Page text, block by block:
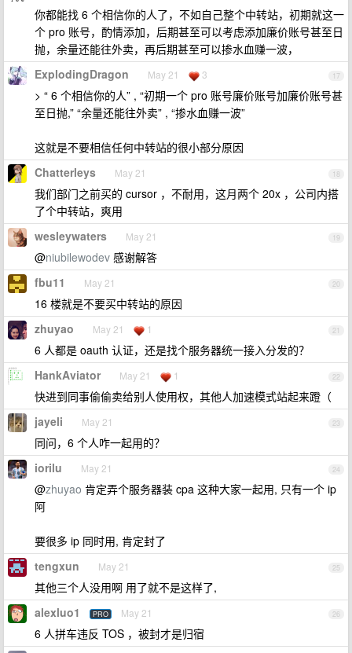
你都能找 6 个相信你的人了，不如自己整个中转站，初期就这一
个 pro 账号，酌情添加，后期甚至可以考虑添加廉价账号甚至日
抛，余量还能往外卖，再后期甚至可以掺水血赚一波，
17
ExplodingDragon May 21 3
> “ 6 个相信你的人” , “初期一个 pro 账号廉价账号加廉价账号甚
至日抛,” “余量还能往外卖” , “掺水血赚一波”
这就是不要相信任何中转站的很小部分原因
18
Chatterleys May 21
我们部门之前买的 cursor ，不耐用，这月两个 20x ，公司内搭
了个中转站，爽用
19
wesleywaters May 21
@niubilewodev 感谢解答
20
fbu11 May 21
16 楼就是不要买中转站的原因
21
zhuyao May 21 1
6 人都是 oauth 认证，还是找个服务器统一接入分发的？
22
HankAviator May 21 1
快进到同事偷偷卖给别人使用权，其他人加速模式站起来蹬（
23
jayeli May 21
同问，6 个人咋一起用的？
24
iorilu May 21
@zhuyao 肯定弄个服务器装 cpa 这种大家一起用, 只有一个 ip
阿
要很多 ip 同时用, 肯定封了
25
tengxun May 21
其他三个人没用啊 用了就不是这样了,
26
alexluo1 PRO May 21
6 人拼车违反 TOS ，被封才是归宿